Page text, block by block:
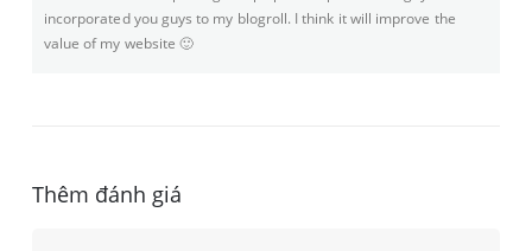
incorporated you guys to my blogroll. I think it will improve the
value of my website 🙂
Thêm đánh giá